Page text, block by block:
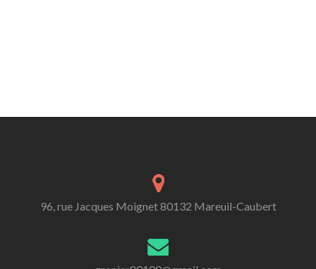
96, rue Jacques Moignet 80132 Mareuil-Caubert